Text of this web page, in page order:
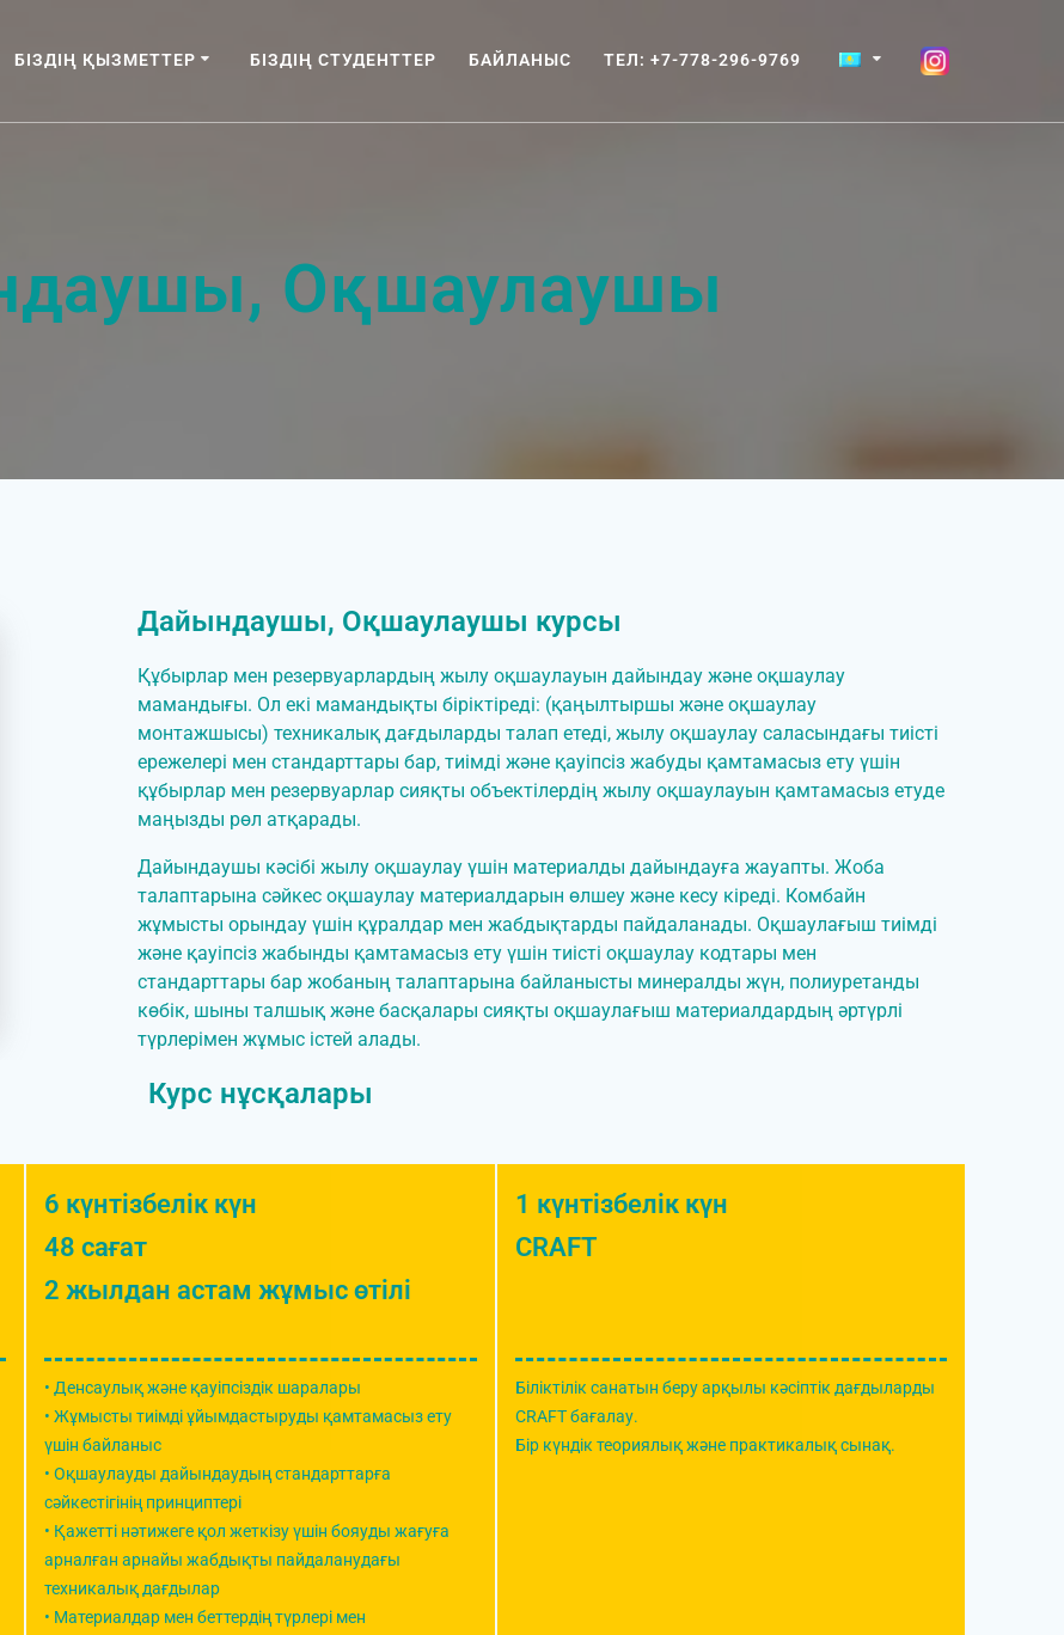
БІЗДІҢ ҚЫЗМЕТТЕР БІЗДІҢ СТУДЕНТТЕР БАЙЛАНЫС ТЕЛ: +7-778-296-9769
Оқшаулаушы
Дайындаушы, Оқшаулаушы курсы
Құбырлар мен резервуарлардың жылу оқшаулауын дайындау және оқшаулау
мамандығы. Ол екі мамандықты біріктіреді: (қаңылтыршы және оқшаулау
монтажшысы) техникалық дағдыларды талап етеді, жылу оқшаулау саласындағы тиісті
ережелері мен стандарттары бар, тиімді және қауіпсіз жабуды қамтамасыз ету үшін
құбырлар мен резервуарлар сияқты объектілердің жылу оқшаулауын қамтамасыз етуде
маңызды рөл атқарады.
Дайындаушы кәсібі жылу оқшаулау үшін материалды дайындауға жауапты. Жоба
талаптарына сәйкес оқшаулау материалдарын өлшеу және кесу кіреді. Комбайн
жұмысты орындау үшін құралдар мен жабдықтарды пайдаланады. Оқшаулағыш тиімді
және қауіпсіз жабынды қамтамасыз ету үшін тиісті оқшаулау кодтары мен
стандарттары бар жобаның талаптарына байланысты минералды жүн, полиуретанды
көбік, шыны талшық және басқалары сияқты оқшаулағыш материалдардың әртүрлі
түрлерімен жұмыс істей алады.
Курс нұсқалары
6 күнтізбелік күн
48 сағат
2 жылдан астам жұмыс өтілі
• Денсаулық және қауіпсіздік шаралары
• Жұмысты тиімді ұйымдастыруды қамтамасыз ету
үшін байланыс
• Оқшаулауды дайындаудың стандарттарға
сәйкестігінің принциптері
• Қажетті нәтижеге қол жеткізу үшін бояуды жағуға
арналған арнайы жабдықты пайдаланудағы
техникалық дағдылар
• Материалдар мен беттердің түрлері мен
1 күнтізбелік күн
CRAFT
Біліктілік санатын беру арқылы кәсіптік дағдыларды
CRAFT бағалау.
Бір күндік теориялық және практикалық сынақ.